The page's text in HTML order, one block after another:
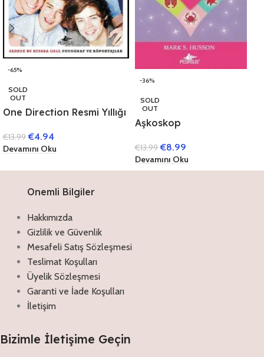
-65%
SOLD
OUT
One Direction Resmi Yıllığı
€13.99 €4.94
Devamını Oku
-36%
SOLD
OUT
Aşkoskop
€13.99 €8.99
Devamını Oku
Onemli Bilgiler
Hakkımızda
Gizlilik ve Güvenlik
Mesafeli Satış Sözleşmesi
Teslimat Koşulları
Üyelik Sözleşmesi
Garanti ve İade Koşulları
İletişim
Bizimle İletişime Geçin